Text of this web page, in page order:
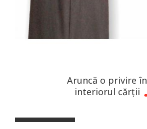
Aruncă o privire în
interiorul cărții